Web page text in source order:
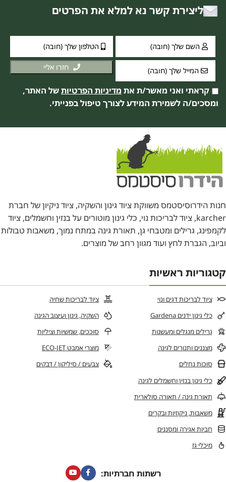
ליצירת קשר נא למלא את הפרטים
חזרו אליי
קראתי ואני מאשר/ת את מדיניות הפרטיות של האתר,
ומסכים/ה לשמירת המידע לצורך טיפול בפנייתי.
חנות הידרוסיסטמס משווקת ציוד גינון והשקיה, ציוד ניקיון של חברת
karcher, ציוד לבריכות נוי, כלי גינון מוטורים על בנזין וחשמלים, ציוד
לקמפינג, גרילים ומטבחי גן, תאורת גינה במתח נמוך, משאבות טבולות
וביוב, הגברת לחץ ועוד מגוון רחב של מוצרים.
קטגוריות ראשיות
ציוד לבריכות דגים ונוי
כלי גינון ידנים Gardena
גרילים מנגלים ומעשנות
מצננים ותנורים לגינה
סוכות נחלים
ציוד לבריכות שחיה
השקיה, גינון ועיצוב הגינה
סוככים, שמשיות וציליות
מוצרי אמבט ECO-JET
צבעים / סיליקון / דבקים
כלי גינון בנזין וחשמלים לגינה
תאורת גינה / תאורה סולארית
משאבות, ניקוזיות ובקרים
חביות אגירה ומסננים
מיכלי גז
רשתות חברתיות: